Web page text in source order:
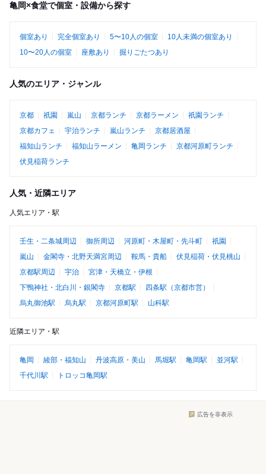
亀岡×食堂で個室・設備から探す
個室あり 完全個室あり 5〜10人の個室
10人未満の個室あり
10〜20人の個室
座敷あり 掘りごたつあり
人気のエリア・ジャンル
京都 祇園 嵐山 京都ランチ 京都ラーメン
祇園ランチ
京都カフェ
宇治ランチ 嵐山ランチ
京都居酒屋
福知山ランチ
福知山ラーメン 亀岡ランチ
京都河原町ランチ
伏見稲荷ランチ
人気・近隣エリア
人気エリア・駅
壬生・二条城周辺 御所周辺 河原町・木屋町・先斗町
祇園
嵐山
金閣寺・北野天満宮周辺 鞍馬・貴船
伏見稲荷・伏見桃山
京都駅周辺
宇治
宮津・天橋立・伊根
下鴨神社・北白川・銀閣寺
京都駅
四条駅（京都市営）
烏丸御池駅
烏丸駅 京都河原町駅 山科駅
近隣エリア・駅
亀岡 綾部・福知山 丹波高原・美山 馬堀駅 亀岡駅
並河駅
千代川駅
トロッコ亀岡駅
広告を非表示